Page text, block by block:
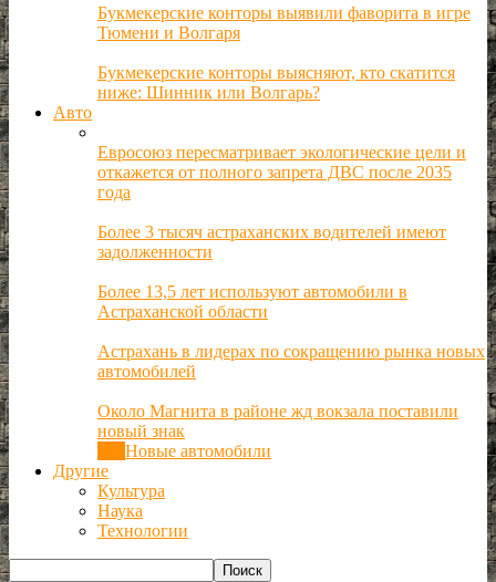
Букмекерские конторы выявили фаворита в игре
Тюмени и Волгаря
Букмекерские конторы выясняют, кто скатится
ниже: Шинник или Волгарь?
Авто
Евросоюз пересматривает экологические цели и
откажется от полного запрета ДВС после 2035
года
Более 3 тысяч астраханских водителей имеют
задолженности
Более 13,5 лет используют автомобили в
Астраханской области
Астрахань в лидерах по сокращению рынка новых
автомобилей
Около Магнита в районе жд вокзала поставили
новый знак
Новые автомобили
Другие
Культура
Наука
Технологии